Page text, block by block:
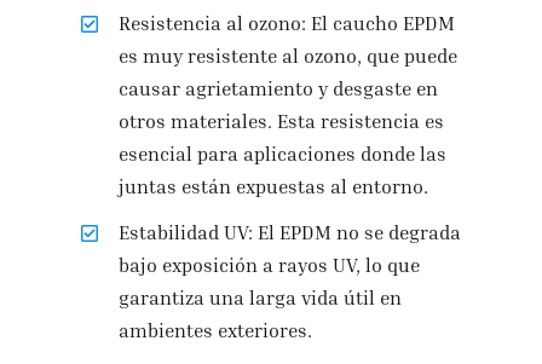
Resistencia al ozono: El caucho EPDM
es muy resistente al ozono, que puede
causar agrietamiento y desgaste en
otros materiales. Esta resistencia es
esencial para aplicaciones donde las
juntas están expuestas al entorno.
Estabilidad UV: El EPDM no se degrada
bajo exposición a rayos UV, lo que
garantiza una larga vida útil en
ambientes exteriores.